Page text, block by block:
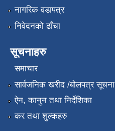
नागरिक वडापत्र
निवेदनको ढाँचा
सूचनाहरु
समाचार
सार्वजनिक खरीद /बोलपत्र सूचना
ऐन, कानुन तथा निर्देशिका
कर तथा शुल्कहरु